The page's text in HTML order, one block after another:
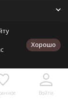
Войти
Хорошо